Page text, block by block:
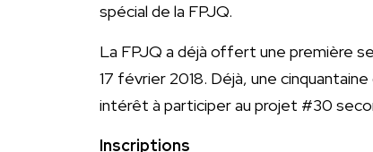
spécial de la FPJQ.
La FPJQ a déjà offert une première
17 février 2018. Déjà, une
intérêt à participer au projet #30
Inscriptions